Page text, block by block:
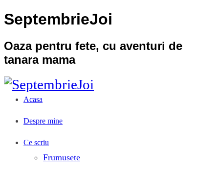
SeptembrieJoi
Oaza pentru fete, cu aventuri de
tanara mama
Acasa
Despre mine
Ce scriu
Frumusete